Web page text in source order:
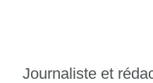
Journaliste et